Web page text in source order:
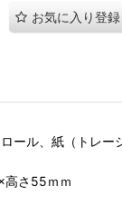
お気に入り登録
ール、紙（トレー
さ55ｍｍ